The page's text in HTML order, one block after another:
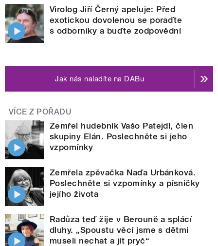
Virolog Jiří Černý apeluje: Před
exotickou dovolenou se poraďte
s odborníky a buďte zodpovědní
Jak nás naladíte na DABu
VÍCE Z POŘADU
Zemřel hudebník Vašo Patejdl, člen
skupiny Elán. Poslechněte si jeho
vzpomínky
Zemřela zpěvačka Naďa Urbánková.
Poslechněte si vzpomínky a písničky
jejího života
Radůza teď žije v Berouně a splácí
dluhy. „Spoustu věcí jsme s dětmi
museli nechat a jít pryč“